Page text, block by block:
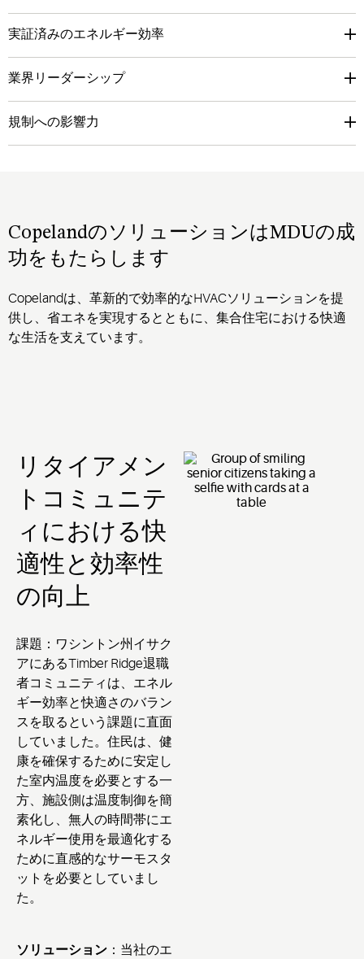
実証済みのエネルギー効率
業界リーダーシップ
規制への影響力
CopelandのソリューションはMDUの成
功をもたらします
Copelandは、革新的で効率的なHVACソリューションを提
供し 、 省エネを実現するとともに、 集合住宅における快適
な生活を支えています。
リタイアメン
トコミュニテ
ィにおける快
適性と効率性
の向上
課題 ：ワシントン州イサク
アにあるTimber Ridge退職
者コミュニティは、エネル
ギー効率と快適さのバラン
スを取るという課題に直面
していました。住民は、健
康を確保するために安定し
た室内温度を必要とする一
方、施設側は温度制御を簡
素化し、無人の時間帯にエ
ネルギー使用を最適化する
ために直感的なサーモスタ
ットを必要としていまし
た。
ソリューション ：当社のエ